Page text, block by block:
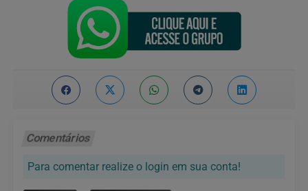
Comentários
Para comentar realize o login em sua conta!